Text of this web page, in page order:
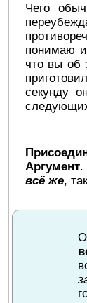
Чего
понимаю
что вы об
секунду
Аргумент.
всё же,